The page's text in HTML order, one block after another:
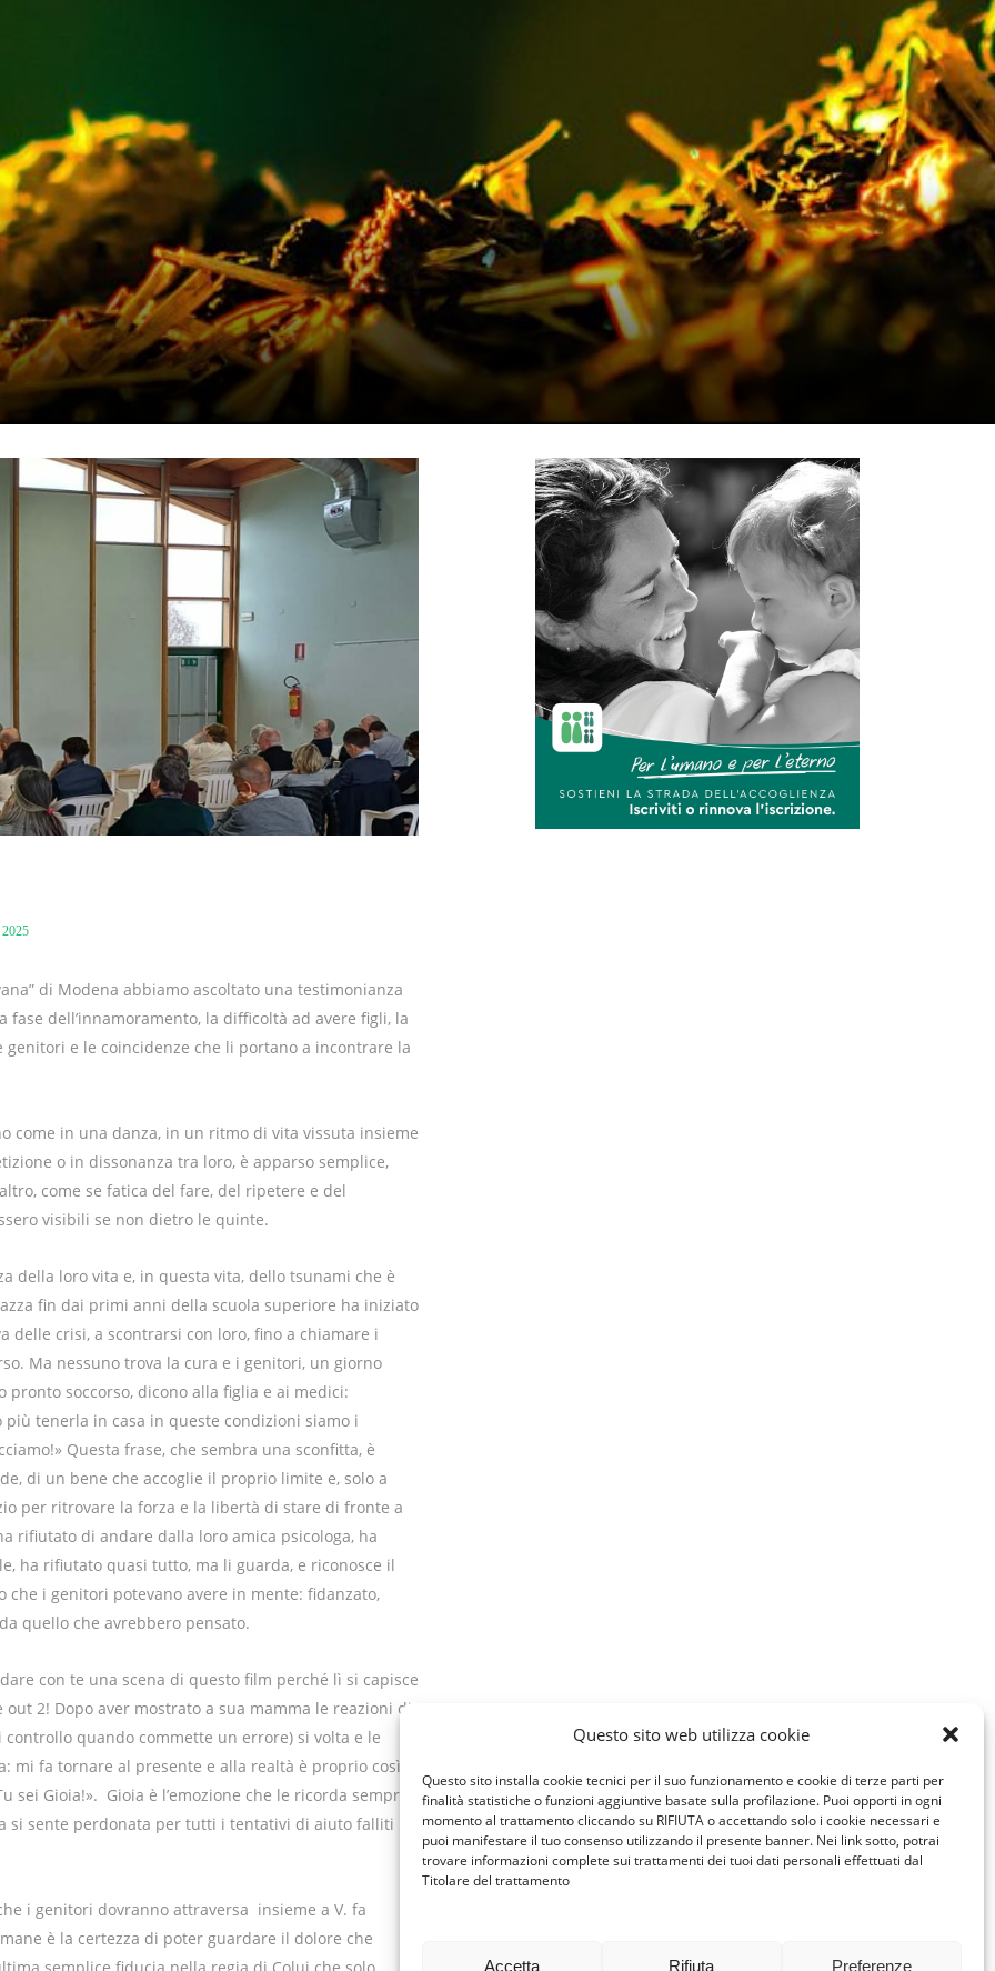
Questo sito web utilizza cookie
Questo sito installa cookie tecnici per il suo funzionamento e cookie di terze parti per
finalità statistiche o funzioni aggiuntive basate sulla profilazione. Puoi opporti in ogni
momento al trattamento cliccando su RIFIUTA o accettando solo i cookie necessari e
puoi manifestare il tuo consenso utilizzando il presente banner. Nei link sotto, potrai
trovare informazioni complete sui trattamenti dei tuoi dati personali effettuati dal
Titolare del trattamento
Accetta Rifiuta Preferenze
di Modena abbiamo ascoltato una testimonianza
dell’innamoramento, la difficoltà ad avere figli, la
e le coincidenze che li portano a incontrare la
come in una danza, in un ritmo di vita vissuta insieme
o in dissonanza tra loro, è apparso semplice,
come se fatica del fare, del ripetere e del
visibili se non dietro le quinte.
della loro vita e, in questa vita, dello tsunami che è
fin dai primi anni della scuola superiore ha iniziato
delle crisi, a scontrarsi con loro, fino a chiamare i
Ma nessuno trova la cura e i genitori, un giorno
pronto soccorso, dicono alla figlia e ai medici:
più tenerla in casa in queste condizioni siamo i
Questa frase, che sembra una sconfitta, è
di un bene che accoglie il proprio limite e, solo a
per ritrovare la forza e la libertà di stare di fronte a
rifiutato di andare dalla loro amica psicologa, ha
ha rifiutato quasi tutto, ma li guarda, e riconosce il
i genitori potevano avere in mente: fidanzato,
quello che avrebbero pensato.
con te una scena di questo film perché lì si capisce
2! Dopo aver mostrato a sua mamma le reazioni di
quando commette un errore) si volta e le
mi fa tornare al presente e alla realtà è proprio così
Gioia!». Gioia è l’emozione che le ricorda sempre
si sente perdonata per tutti i tentativi di aiuto falliti
i genitori dovranno attraversa insieme a V. fa
è la certezza di poter guardare il dolore che